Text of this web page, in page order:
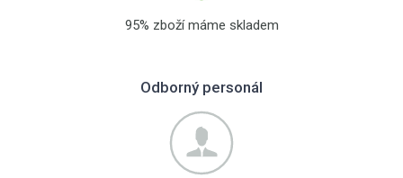
95% zboží máme skladem
Odborný personál